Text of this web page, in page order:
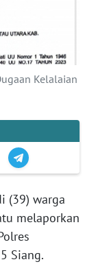
Kelalaian
(39) warga
melaporkan
Siang.